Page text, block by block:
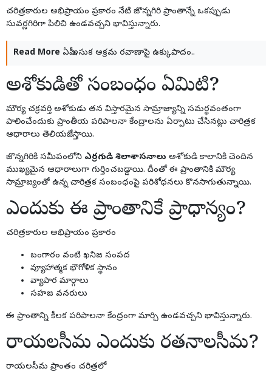
చరిత్రకారుల అభిప్రాయం ప్రకారం నేటి జొన్నగిరి ప్రాంతాన్నే ఒకప్పుడు
సువర్ణగిరిగా పిలిచి ఉండవచ్చని భావిస్తున్నారు.
Read More ఏపీ ఇసుక అక్రమ రవాణాపై ఉక్కుపాదం..
అశోకుడితో సంబంధం ఏమిటి?
మౌర్య చక్రవర్తి అశోకుడు తన విస్తారమైన సామ్రాజ్యాన్ని సమర్థవంతంగా
పాలించేందుకు ప్రాంతీయ పరిపాలనా కేంద్రాలను ఏర్పాటు చేసినట్లు చారిత్రక
ఆధారాలు తెలియజేస్తాయి.
జొన్నగిరికి సమీపంలోని ఎర్రగుడి శిలాశాసనాలు అశోకుడి కాలానికి చెందిన
ముఖ్యమైన ఆధారాలుగా గుర్తించబడ్డాయి. దీంతో ఈ ప్రాంతానికి మౌర్య
సామ్రాజ్యంతో ఉన్న చారిత్రక సంబంధంపై పరిశోధనలు కొనసాగుతున్నాయి.
ఎందుకు ఈ ప్రాంతానికే ప్రాధాన్యం?
చరిత్రకారుల అభిప్రాయం ప్రకారం
బంగారం వంటి ఖనిజ సంపద
వ్యూహాత్మక భౌగోళిక స్థానం
వ్యాపార మార్గాలు
సహజ వనరులు
ఈ ప్రాంతాన్ని కీలక పరిపాలనా కేంద్రంగా మార్చి ఉండవచ్చని భావిస్తున్నారు.
రాయలసీమ ఎందుకు రతనాలసీమ?
రాయలసీమ ప్రాంతం చరిత్రలో